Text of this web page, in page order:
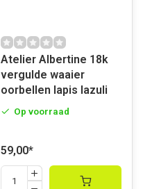
Atelier Albertine 18k
vergulde waaier
oorbellen lapis lazuli
Op voorraad
59,00*